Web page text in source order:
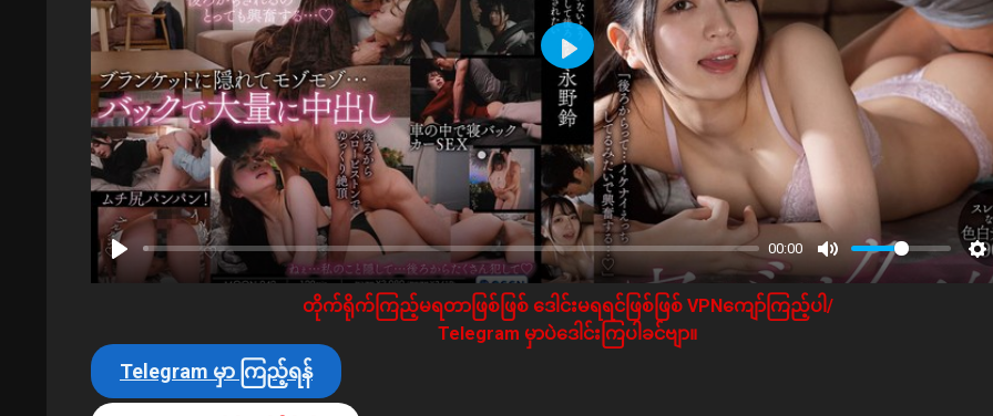
00:00
Play
တိုက်ရိုက်ကြည့်မရတာဖြစ်ဖြစ် ဒေါင်းမရရင်ဖြစ်ဖြစ် VPNကျော်ကြည့်ပါ/
Telegram မှာပဲဒေါင်းကြပါခင်ဗျာ။
Telegram မှာ ကြည့်ရန်